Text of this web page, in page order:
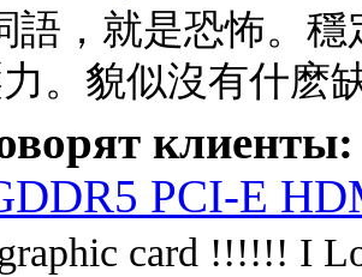
語，就是恐怖。
。貌似沒有什麽
клиенты:
PCI-E
card !!!!!! I